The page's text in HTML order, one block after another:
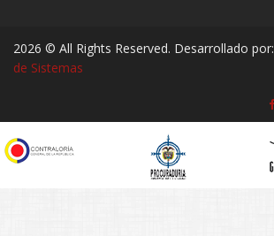
2026 © All Rights Reserved. Desarrollado por:
de Sistemas